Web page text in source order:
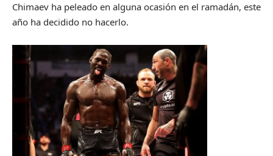
Chimaev ha peleado en alguna ocasión en el ramadán, este
año ha decidido no hacerlo.